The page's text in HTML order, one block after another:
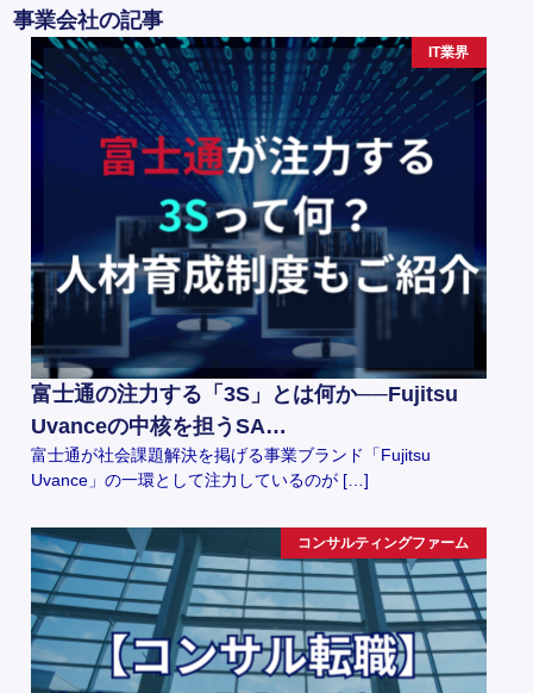
事業会社の記事
IT業界
富士通の注力する「3S」とは何か──Fujitsu
Uvanceの中核を担うSA…
富士通が社会課題解決を掲げる事業ブランド「Fujitsu
Uvance」の一環として注力しているのが […]
コンサルティングファーム